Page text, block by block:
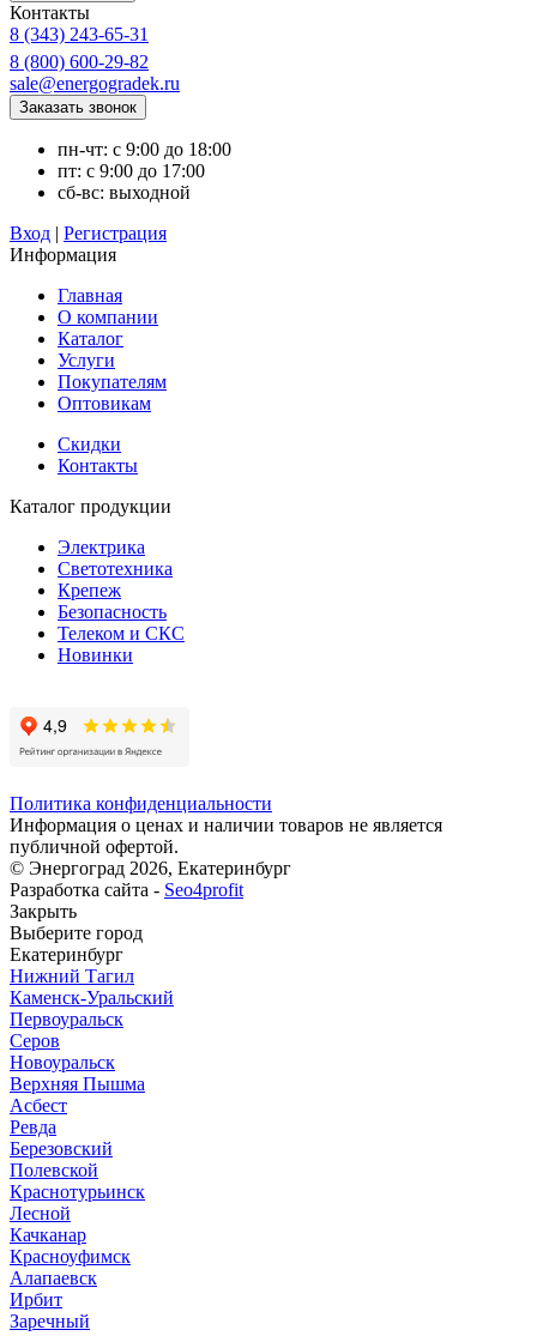
Контакты
8 (343) 243-65-31
8 (800) 600-29-82
sale@energogradek.ru
пн-чт: с 9:00 до 18:00
пт: с 9:00 до 17:00
сб-вс: выходной
Вход | Регистрация
Информация
Главная
О компании
Каталог
Услуги
Покупателям
Оптовикам
Скидки
Контакты
Каталог продукции
Электрика
Светотехника
Крепеж
Безопасность
Телеком и СКС
Новинки
Политика конфиденциальности
Информация о ценах и наличии товаров не является
публичной офертой.
© Энергоград 2026, Екатеринбург
Разработка сайта - Seo4profit
Закрыть
Выберите город
Екатеринбург
Нижний Тагил
Каменск-Уральский
Первоуральск
Серов
Новоуральск
Верхняя Пышма
Асбест
Ревда
Березовский
Полевской
Краснотурьинск
Лесной
Качканар
Красноуфимск
Алапаевск
Ирбит
Заречный